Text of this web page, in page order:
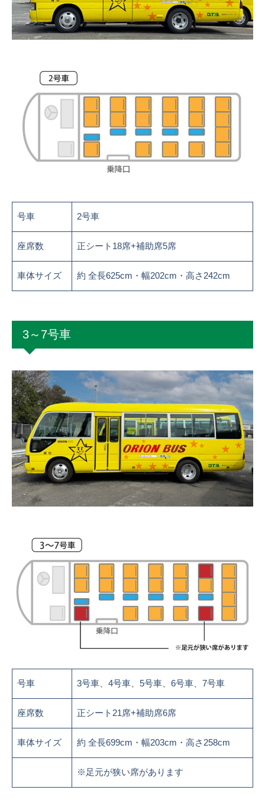
号車 2号車
座席数 正シート18席+補助席5席
車体サイズ 約 全長625cm・幅202cm・高さ242cm
3～7号車
号車 3号車、4号車、5号車、6号車、7号車
座席数 正シート21席+補助席6席
車体サイズ 約 全長699cm・幅203cm・高さ258cm
※足元が狭い席があります